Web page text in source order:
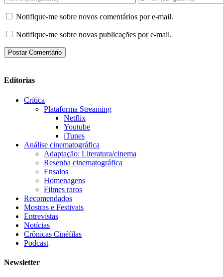
Notifique-me sobre novos comentários por e-mail.
Notifique-me sobre novas publicações por e-mail.
Editorias
Crítica
Plataforma Streaming
Netflix
Youtube
iTunes
Análise cinematográfica
Adaptação: Literatura/cinema
Resenha cinematográfica
Ensaios
Homenagens
Filmes raros
Recomendados
Mostras e Festivais
Entrevistas
Notícias
Crônicas Cinéfilas
Podcast
Newsletter